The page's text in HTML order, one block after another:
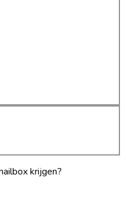
krijgen?